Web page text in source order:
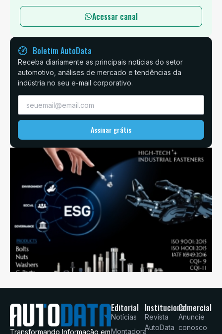
Acessar canal
Boletim AutoData
Receba diariamente as principais notícias do setor
automotivo, análises de mercado e tendências da
indústria no seu e-mail corporativo.
Assinar grátis
Transformando Informação em
Editorial
Notícias
Montadora
Institucional
Revista
AutoData
Comercial
Anuncie
conosco